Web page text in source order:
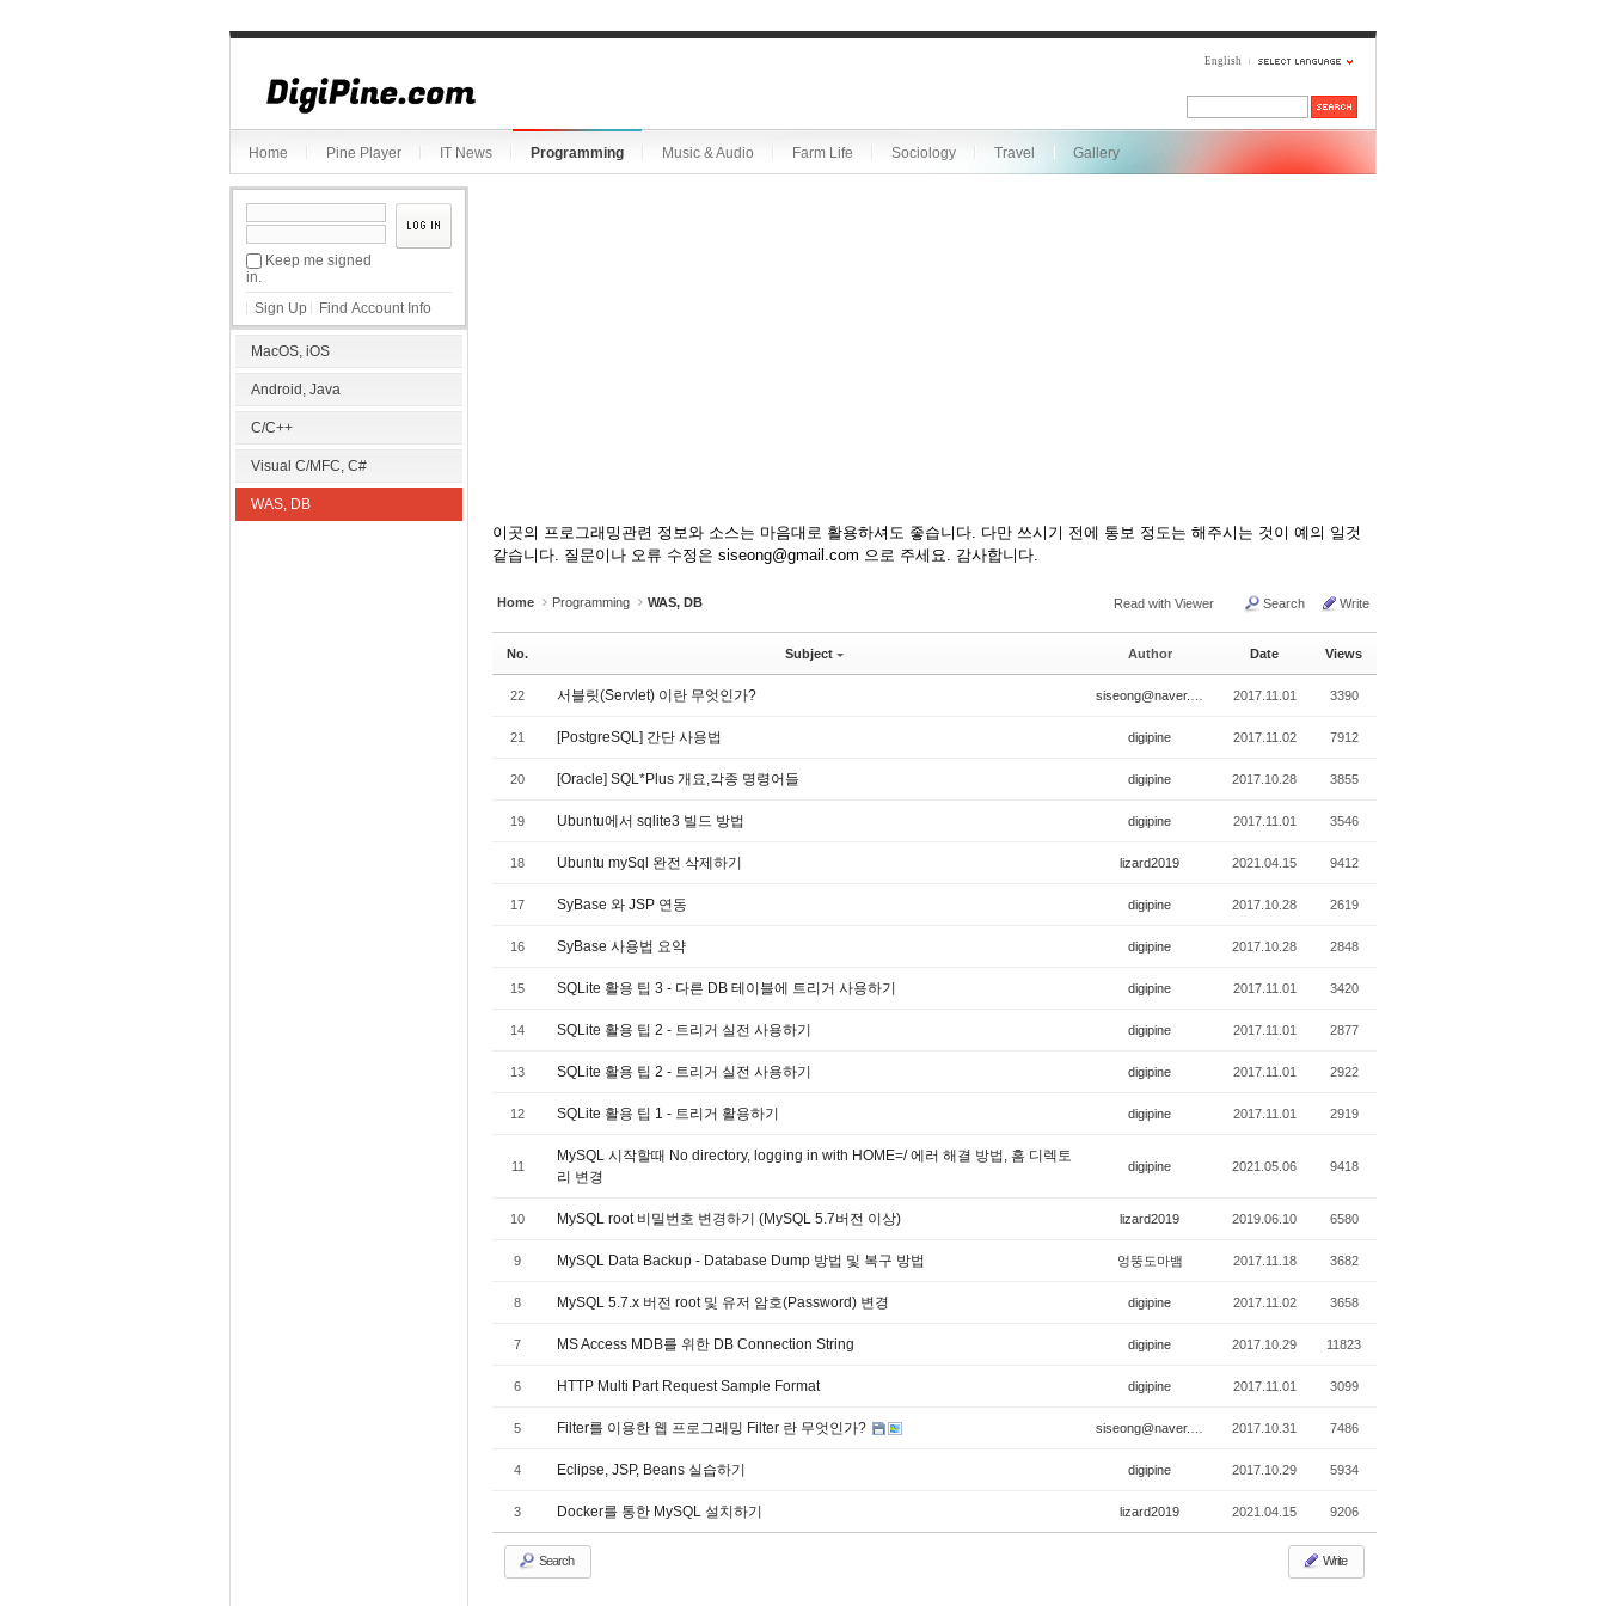
English
Home Pine Player IT News Programming Music & Audio Farm Life Sociology Travel Gallery
Keep me signed
in.
Sign Up
Find Account Info
MacOS, iOS
Android, Java
C/C++
Visual C/MFC, C#
WAS, DB
이곳의 프로그래밍관련 정보와 소스는 마음대로 활용하셔도 좋습니다. 다만 쓰시기 전에 통보 정도는 해주시는 것이 예의 일것
같습니다. 질문이나 오류 수정은 siseong@gmail.com 으로 주세요. 감사합니다.
Home Programming WAS, DB Read with Viewer Search Write
No. Subject Author Date Views
22 서블릿(Servlet) 이란 무엇인가? 2017.11.01 3390
21 [PostgreSQL] 간단 사용법 digipine 2017.11.02 7912
20 [Oracle] SQL*Plus 개요,각종 명령어들 digipine 2017.10.28 3855
19 Ubuntu에서 sqlite3 빌드 방법 digipine 2017.11.01 3546
18 Ubuntu mySql 완전 삭제하기 lizard2019 2021.04.15 9412
17 SyBase 와 JSP 연동 digipine 2017.10.28 2619
16 SyBase 사용법 요약 digipine 2017.10.28 2848
15 SQLite 활용 팁 3 - 다른 DB 테이블에 트리거 사용하기 digipine 2017.11.01 3420
14 SQLite 활용 팁 2 - 트리거 실전 사용하기 digipine 2017.11.01 2877
13 SQLite 활용 팁 2 - 트리거 실전 사용하기 digipine 2017.11.01 2922
12 SQLite 활용 팁 1 - 트리거 활용하기 digipine 2017.11.01 2919
11
MySQL 시작할때 No directory, logging in with HOME=/ 에러 해결 방법, 홈 디렉토
리 변경
digipine 2021.05.06 9418
10 MySQL root 비밀번호 변경하기 (MySQL 5.7버전 이상) lizard2019 2019.06.10 6580
9 MySQL Data Backup - Database Dump 방법 및 복구 방법 엉뚱도마뱀 2017.11.18 3682
8 MySQL 5.7.x 버전 root 및 유저 암호(Password) 변경 digipine 2017.11.02 3658
7 MS Access MDB를 위한 DB Connection String digipine 2017.10.29 11823
6 HTTP Multi Part Request Sample Format digipine 2017.11.01 3099
5 Filter를 이용한 웹 프로그래밍 Filter 란 무엇인가? 2017.10.31 7486
4 Eclipse, JSP, Beans 실습하기 digipine 2017.10.29 5934
3 Docker를 통한 MySQL 설치하기 lizard2019 2021.04.15 9206
Search Write
Sketchbook5, 스케치북5
Sketchbook5, 스케치북5